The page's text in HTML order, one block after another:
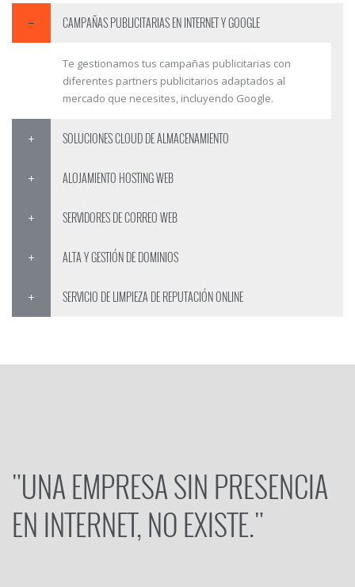
CAMPAÑAS PUBLICITARIAS EN INTERNET Y GOOGLE
Te gestionamos tus campañas publicitarias con
diferentes partners publicitarios adaptados al
mercado que necesites, incluyendo Google.
SOLUCIONES CLOUD DE ALMACENAMIENTO
ALOJAMIENTO HOSTING WEB
SERVIDORES DE CORREO WEB
ALTA Y GESTIÓN DE DOMINIOS
SERVICIO DE LIMPIEZA DE REPUTACIÓN ONLINE
"UNA EMPRESA SIN PRESENCIA
EN INTERNET, NO EXISTE."